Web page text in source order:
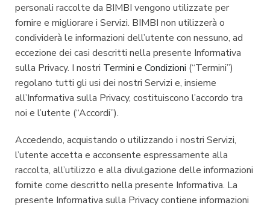
personali raccolte da BIMBI vengono utilizzate per
fornire e migliorare i Servizi. BIMBI non utilizzerà o
condividerà le informazioni dell’utente con nessuno, ad
eccezione dei casi descritti nella presente Informativa
sulla Privacy. I nostri Termini e Condizioni (“Termini”)
regolano tutti gli usi dei nostri Servizi e, insieme
all’Informativa sulla Privacy, costituiscono l’accordo tra
noi e l’utente (“Accordi”).
Accedendo, acquistando o utilizzando i nostri Servizi,
l’utente accetta e acconsente espressamente alla
raccolta, all’utilizzo e alla divulgazione delle informazioni
fornite come descritto nella presente Informativa. La
presente Informativa sulla Privacy contiene informazioni